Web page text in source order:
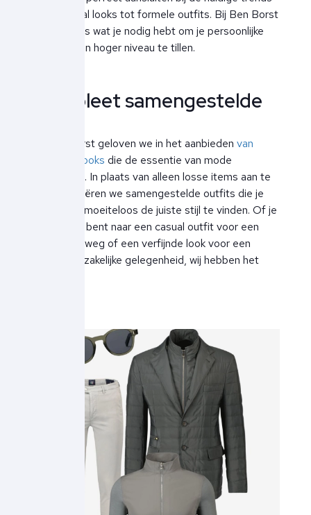
– van casual looks tot formele outfits. Bij Ben Borst
vindt je alles wat je nodig hebt om je persoonlijke
stijl naar een hoger niveau te tillen.
Compleet samengestelde
Bij Ben Borst geloven we in het aanbieden van
complete looks die de essentie van mode
vastleggen. In plaats van alleen losse items aan te
bieden, creëren we samengestelde outfits die je
helpen om moeiteloos de juiste stijl te vinden. Of je
nu op zoek bent naar een casual outfit voor een
weekendje weg of een verfijnde look voor een
belangrijke zakelijke gelegenheid, wij hebben het